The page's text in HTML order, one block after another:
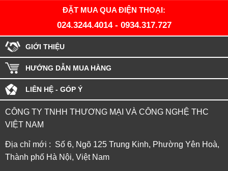
ĐẶT MUA QUA ĐIỆN THOẠI:
024.3244.4014- 0934.317.727
GIỚI THIỆU
HƯỚNG DẪN MUA HÀNG
LIÊN HỆ - GÓP Ý
CÔNG TY TNHH THƯƠNG MẠI VÀ CÔNG NGHỆ THC
VIỆT NAM
Địa chỉ mới : Số 6, Ngõ 125 Trung Kinh, Phường Yên Hoà,
Thành phố Hà Nội, Việt Nam